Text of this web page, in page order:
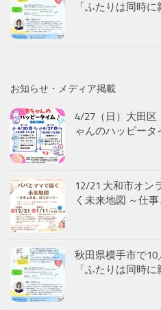
「ふたりは同時に
お知らせ・メディア掲載
4/27（日）大田区
ゃんのハッピータ
12/21 大和市オン
く未来地図 ～仕
秋田県横手市で
「ふたりは同時に